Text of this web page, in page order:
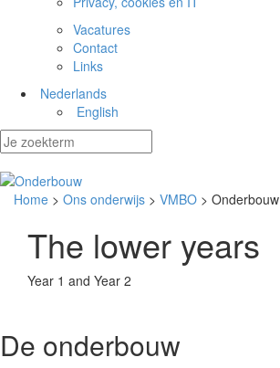
Vacatures
Contact
Links
Nederlands
English
Home > Ons onderwijs > VMBO > Onderbouw
The lower years
Year 1 and Year 2
De onderbouw